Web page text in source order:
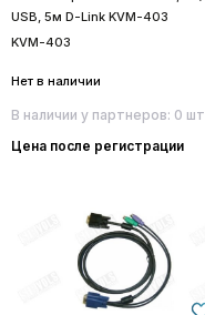
USB, 5м D-Link KVM-403
KVM-403
Нет в наличии
В наличии у партнеров: 0 шт
Цена после регистрации